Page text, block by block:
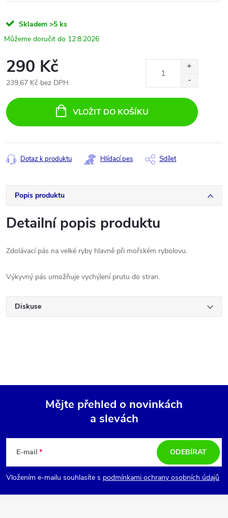
Skladem >5 ks
12.8.2026
290 Kč
239,67 Kč bez DPH
cena:
VLOŽIT DO KOŠÍKU
Dotaz k produktu Hlídací pes Sdílet
Popis produktu
Detailní popis produktu
Zdolávací pás na velké ryby hlavně při mořském rybolovu.
Výkyvný pás umožňuje vychýlení prutu do stran.
Diskuse
p
a
Mějte přehled o novinkách
a slevách
E-mail
Vložením e-mailu souhlasíte s podmínkami ochrany osobních údajů
ODEBÍRAT